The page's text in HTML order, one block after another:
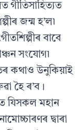
গীতিসাহিত্যত
জন্ম হ’ল৷
বাবে
সংযোগ৷
কথাও উনুকিয়াই
হৈ ৰ’ব।
যিসকল মহান
দ্বাৰা